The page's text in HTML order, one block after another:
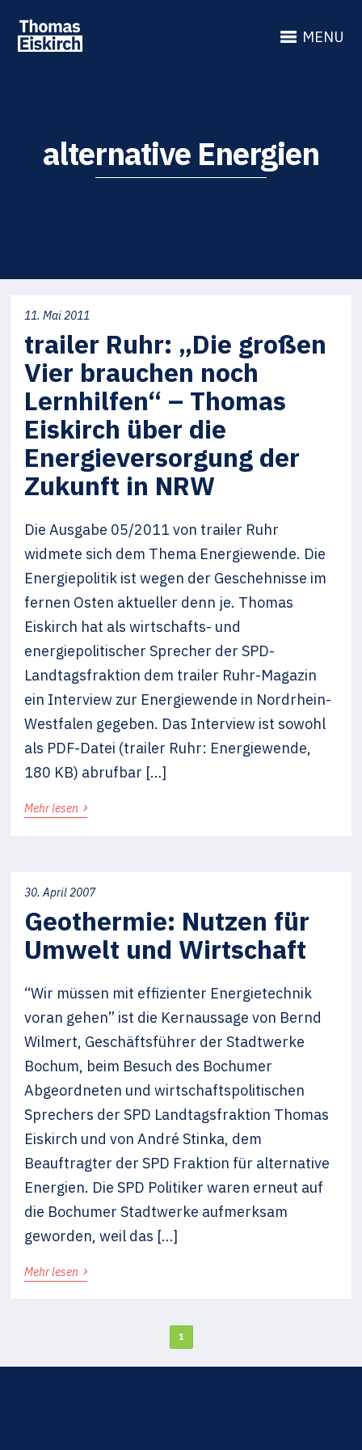
MENU
alternative Energien
11. Mai 2011
trailer Ruhr: „Die großen
Vier brauchen noch
Lernhilfen“ – Thomas
Eiskirch über die
Energieversorgung der
Zukunft in NRW
Die Ausgabe 05/2011 von trailer Ruhr
widmete sich dem Thema Energiewende. Die
Energiepolitik ist wegen der Geschehnisse im
fernen Osten aktueller denn je. Thomas
Eiskirch hat als wirtschafts- und
energiepolitischer Sprecher der SPD-
Landtagsfraktion dem trailer Ruhr-Magazin
ein Interview zur Energiewende in Nordrhein-
Westfalen gegeben. Das Interview ist sowohl
als PDF-Datei (trailer Ruhr: Energiewende,
180 KB) abrufbar […]
Mehr lesen ›
30. April 2007
Geothermie: Nutzen für
Umwelt und Wirtschaft
“Wir müssen mit effizienter Energietechnik
voran gehen” ist die Kernaussage von Bernd
Wilmert, Geschäftsführer der Stadtwerke
Bochum, beim Besuch des Bochumer
Abgeordneten und wirtschaftspolitischen
Sprechers der SPD Landtagsfraktion Thomas
Eiskirch und von André Stinka, dem
Beauftragter der SPD Fraktion für alternative
Energien. Die SPD Politiker waren erneut auf
die Bochumer Stadtwerke aufmerksam
geworden, weil das […]
Mehr lesen ›
1